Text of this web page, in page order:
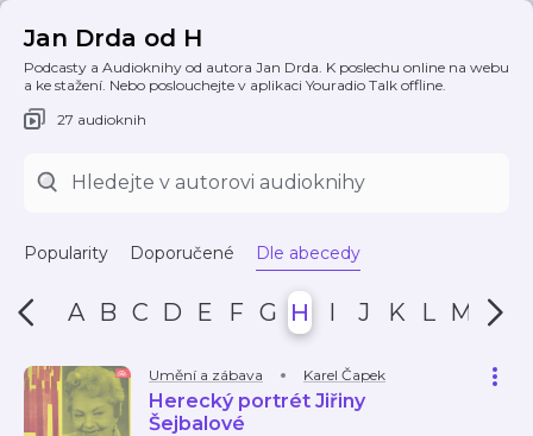
Jan Drda od H
Podcasty a Audioknihy od autora Jan Drda. K poslechu online na webu
a ke stažení. Nebo poslouchejte v aplikaci Youradio Talk offline.
27 audioknih
Popularity Doporučené Dle abecedy
A B C D E F G H I J K L M N
Umění a zábava Karel Čapek
Herecký portrét Jiřiny
Šejbalové